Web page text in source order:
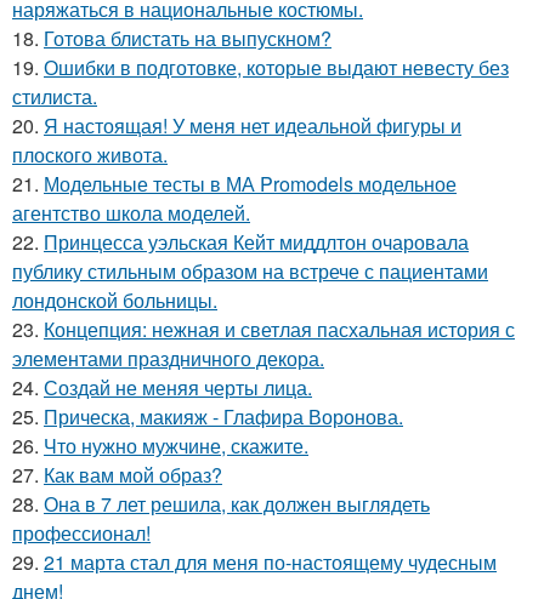
наряжаться в национальные костюмы.
18. Готова блистать на выпускном?
19. Ошибки в подготовке, которые выдают невесту без
стилиста.
20. Я настоящая! У меня нет идеальной фигуры и
плоского живота.
21. Модельные тесты в МА Promodels модельное
агентство школа моделей.
22. Принцесса уэльская Кейт миддлтон очаровала
публику стильным образом на встрече с пациентами
лондонской больницы.
23. Концепция: нежная и светлая пасхальная история с
элементами праздничного декора.
24. Создай не меняя черты лица.
25. Прическа, макияж - Глафира Воронова.
26. Что нужно мужчине, скажите.
27. Как вам мой образ?
28. Она в 7 лет решила, как должен выглядеть
профессионал!
29. 21 марта стал для меня по-настоящему чудесным
днем!